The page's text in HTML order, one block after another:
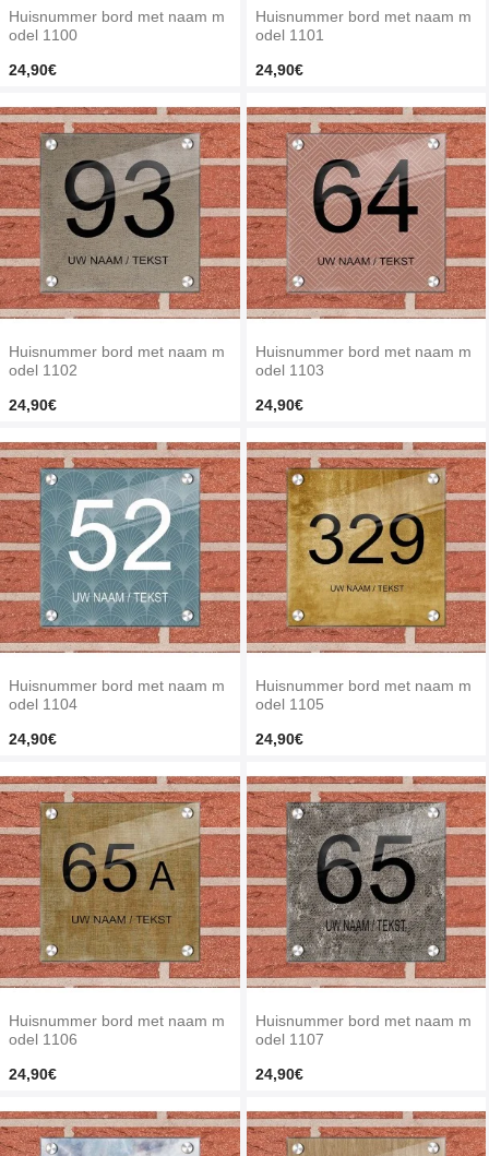
Huisnummer bord met naam m
odel 1100
24,90€
Huisnummer bord met naam m
odel 1101
24,90€
Huisnummer bord met naam m
odel 1102
24,90€
Huisnummer bord met naam m
odel 1103
24,90€
Huisnummer bord met naam m
odel 1104
24,90€
Huisnummer bord met naam m
odel 1105
24,90€
Huisnummer bord met naam m
odel 1106
24,90€
Huisnummer bord met naam m
odel 1107
24,90€